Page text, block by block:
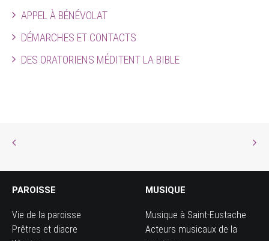
APPEL À BÉNÉVOLAT
DÉMARCHES ET CONTACTS
DES ORATORIENS MÉDITENT LA BIBLE
PAROISSE
Vie de la paroisse
Prêtres et diacre
MUSIQUE
Musique à Saint-Eustache
Acteurs musicaux de la